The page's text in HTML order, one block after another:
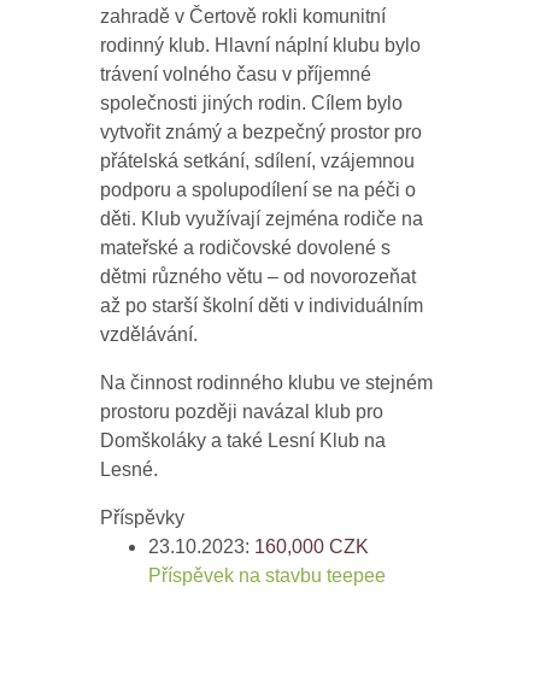
zahradě v Čertově rokli komunitní
rodinný klub. Hlavní náplní klubu bylo
trávení volného času v příjemné
společnosti jiných rodin. Cílem bylo
vytvořit známý a bezpečný prostor pro
přátelská setkání, sdílení, vzájemnou
podporu a spolupodílení se na péči o
děti. Klub využívají zejména rodiče na
mateřské a rodičovské dovolené s
dětmi různého větu – od novorozeňat
až po starší školní děti v individuálním
vzdělávání.
Na činnost rodinného klubu ve stejném
prostoru později navázal klub pro
Domškoláky a také Lesní Klub na
Lesné.
Příspěvky
23.10.2023: 160,000CZK
Příspěvek na stavbu teepee